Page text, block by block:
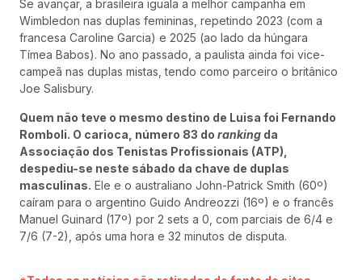
Se avançar, a brasileira iguala a melhor campanha em
Wimbledon nas duplas femininas, repetindo 2023 (com a
francesa Caroline Garcia) e 2025 (ao lado da húngara
Tímea Babos). No ano passado, a paulista ainda foi vice-
campeã nas duplas mistas, tendo como parceiro o britânico
Joe Salisbury.
Quem não teve o mesmo destino de Luisa foi Fernando
Romboli. O carioca, número 83 do ranking da
Associação dos Tenistas Profissionais (ATP),
despediu-se neste sábado da chave de duplas
masculinas. Ele e o australiano John-Patrick Smith (60º)
caíram para o argentino Guido Andreozzi (16º) e o francês
Manuel Guinard (17º) por 2 sets a 0, com parciais de 6/4 e
7/6 (7-2), após uma hora e 32 minutos de disputa.